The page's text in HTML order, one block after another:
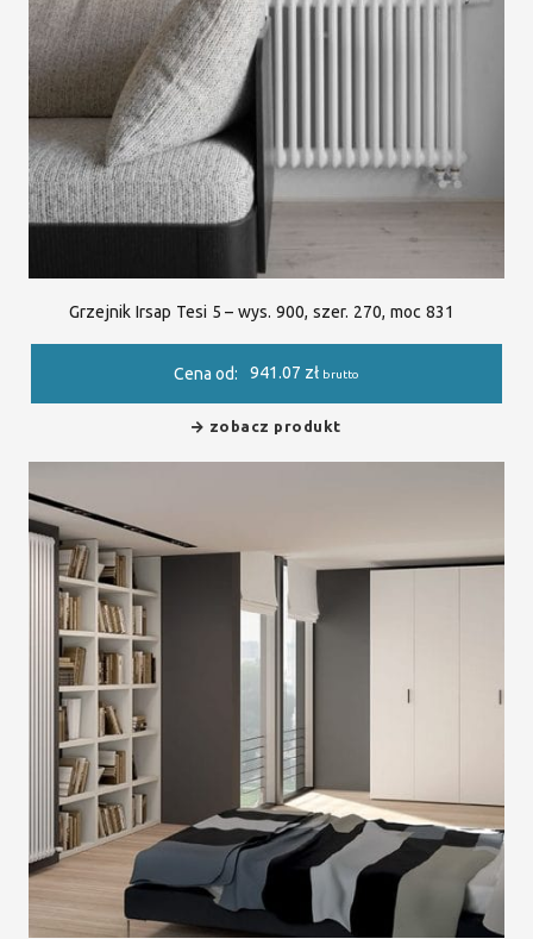
Grzejnik Irsap Tesi 5 – wys. 900, szer. 270, moc 831
Cena od: 941.07 zł brutto
zobacz produkt